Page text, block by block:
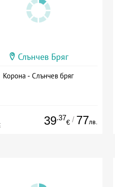
Слънчев Бряг
Корона - Слънчев бряг
39.37
€ / 77лв.